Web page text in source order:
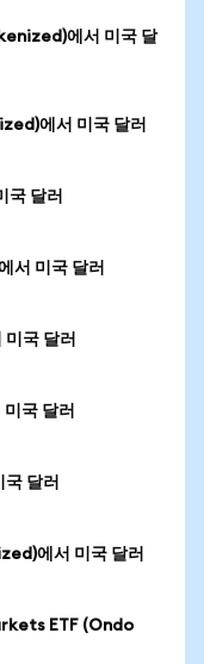
에서 미국 달
에서 미국 달러
달러
서 미국 달러
국 달러
국 달러
달러
에서 미국 달러
ETF (Ondo